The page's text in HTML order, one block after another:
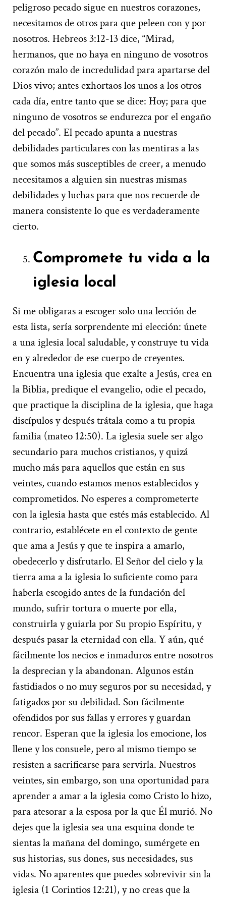
peligroso pecado sigue en nuestros corazones,
necesitamos de otros para que peleen con y por
nosotros. Hebreos 3:12-13 dice, “Mirad,
hermanos, que no haya en ninguno de vosotros
corazón malo de incredulidad para apartarse del
Dios vivo; antes exhortaos los unos a los otros
cada día, entre tanto que se dice: Hoy; para que
ninguno de vosotros se endurezca por el engaño
del pecado”. El pecado apunta a nuestras
debilidades particulares con las mentiras a las
que somos más susceptibles de creer, a menudo
necesitamos a alguien sin nuestras mismas
debilidades y luchas para que nos recuerde de
manera consistente lo que es verdaderamente
cierto.
Compromete tu vida a la
iglesia local
Si me obligaras a escoger solo una lección de
esta lista, sería sorprendente mi elección: únete
a una iglesia local saludable, y construye tu vida
en y alrededor de ese cuerpo de creyentes.
Encuentra una iglesia que exalte a Jesús, crea en
la Biblia, predique el evangelio, odie el pecado,
que practique la disciplina de la iglesia, que haga
discípulos y después trátala como a tu propia
familia (mateo 12:50). La iglesia suele ser algo
secundario para muchos cristianos, y quizá
mucho más para aquellos que están en sus
veintes, cuando estamos menos establecidos y
comprometidos. No esperes a comprometerte
con la iglesia hasta que estés más establecido. Al
contrario, establécete en el contexto de gente
que ama a Jesús y que te inspira a amarlo,
obedecerlo y disfrutarlo. El Señor del cielo y la
tierra ama a la iglesia lo suficiente como para
haberla escogido antes de la fundación del
mundo, sufrir tortura o muerte por ella,
construirla y guiarla por Su propio Espíritu, y
después pasar la eternidad con ella. Y aún, qué
fácilmente los necios e inmaduros entre nosotros
la desprecian y la abandonan. Algunos están
fastidiados o no muy seguros por su necesidad, y
fatigados por su debilidad. Son fácilmente
ofendidos por sus fallas y errores y guardan
rencor. Esperan que la iglesia los emocione, los
llene y los consuele, pero al mismo tiempo se
resisten a sacrificarse para servirla. Nuestros
veintes, sin embargo, son una oportunidad para
aprender a amar a la iglesia como Cristo lo hizo,
para atesorar a la esposa por la que Él murió. No
dejes que la iglesia sea una esquina donde te
sientas la mañana del domingo, sumérgete en
sus historias, sus dones, sus necesidades, sus
vidas. No aparentes que puedes sobrevivir sin la
iglesia (1 Corintios 12:21), y no creas que la